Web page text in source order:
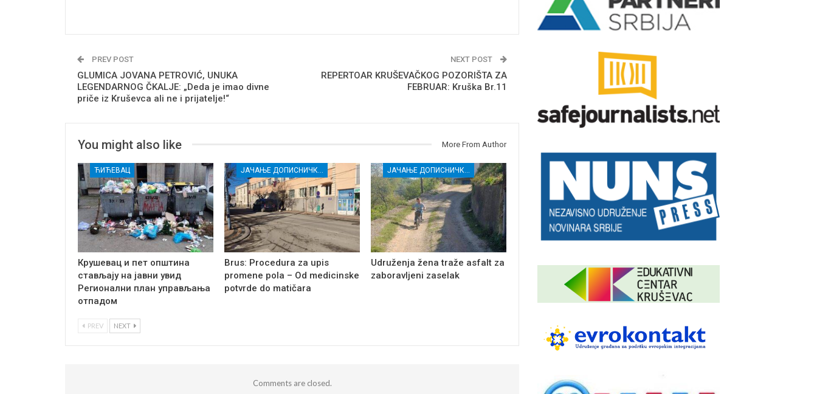
PREV POST
GLUMICA JOVANA PETROVIĆ, UNUKA
LEGENDARNOG ČKALJE: „Deda je imao divne
priče iz Kruševca ali ne i prijatelje!“
NEXT POST
REPERTOAR KRUŠEVAČKOG POZORIŠTA ZA
FEBRUAR: Kruška Br.11
You might also like More From Author
ЋИЋЕВАЦ
Крушевац и пет општина
стављају на јавни увид
Регионални план управљања
отпадом
ЈАЧАЊЕ ДОПИСНИЧКЕ МРЕЖЕ НЕЗАВИСНИХ МЕДИЈА У РАСИНСКОМ ОКРУГУ
Brus: Procedura za upis
promene pola – Od medicinske
potvrde do matičara
ЈАЧАЊЕ ДОПИСНИЧКЕ МРЕЖЕ НЕЗАВИСНИХ МЕДИЈА У РАСИНСКОМ ОКРУГУ
Udruženja žena traže asfalt za
zaboravljeni zaselak
PREV NEXT
Comments are closed.